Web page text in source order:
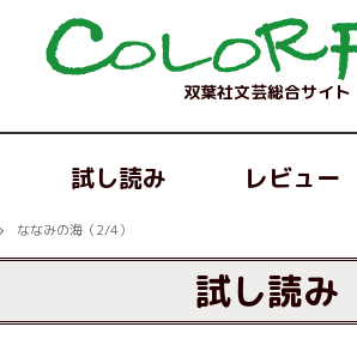
双葉社文芸総合サイト
試し読み レビュー
ななみの海（2/4）
試し読み